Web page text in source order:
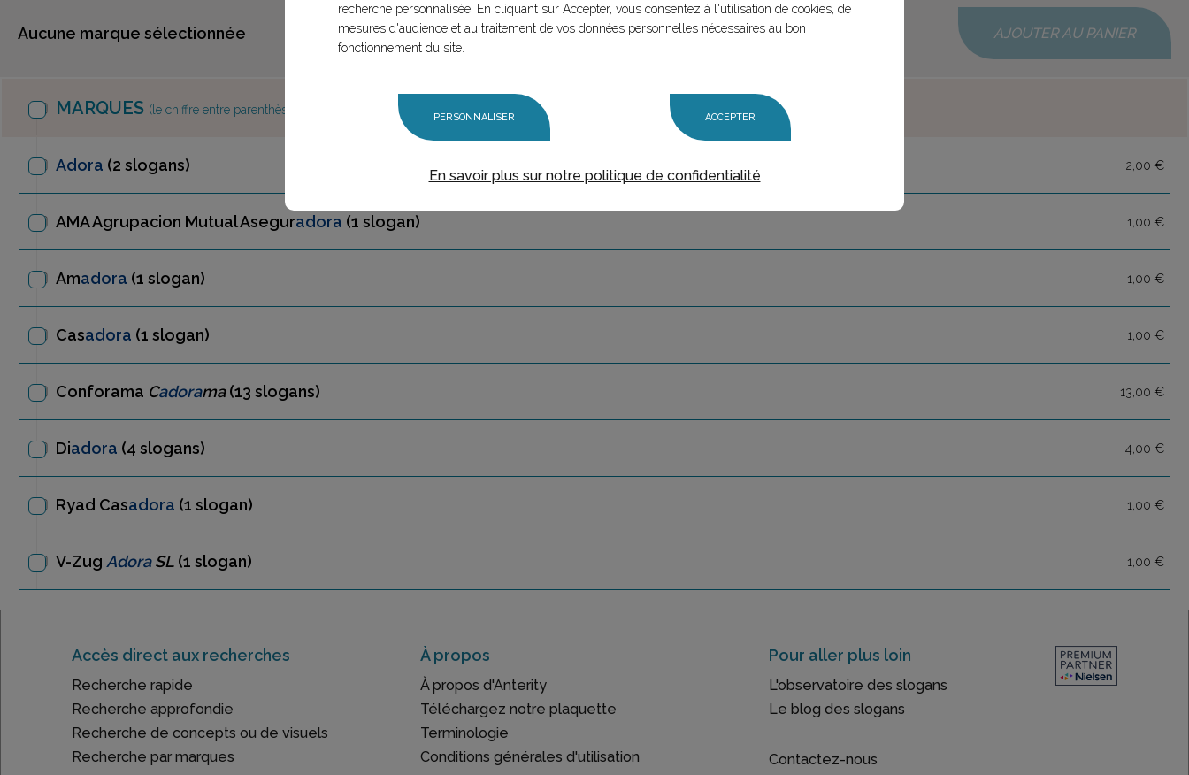
Aucune marque sélectionnée AJOUTER AU PANIER
MARQUES (le chiffre entre parenthèses est le nombre de slogans trouvés pour cette marque)
Adora (2 slogans) 2,00 €
AMA Agrupacion Mutual Aseguradora (1 slogan) 1,00 €
Amadora (1 slogan) 1,00 €
Casadora (1 slogan) 1,00 €
Conforama Cadorama(13 slogans) 13,00 €
Diadora (4 slogans) 4,00 €
Ryad Casadora (1 slogan) 1,00 €
V-Zug AdoraSL (1 slogan) 1,00 €
Accès direct aux recherches
Recherche rapide
Recherche approfondie
Recherche de concepts ou de visuels
Recherche par marques
À propos
À propos d'Anterity
Téléchargez notre plaquette
Terminologie
Conditions générales d'utilisation
Pour aller plus loin
L'observatoire des slogans
Le blog des slogans
Contactez-nous
recherche personnalisée. En cliquant sur Accepter, vous consentez à l'utilisation de cookies, de
mesures d'audience et au traitement de vos données personnelles nécessaires au bon
fonctionnement du site.
PERSONNALISER ACCEPTER
En savoir plus sur notre politique de confidentialité